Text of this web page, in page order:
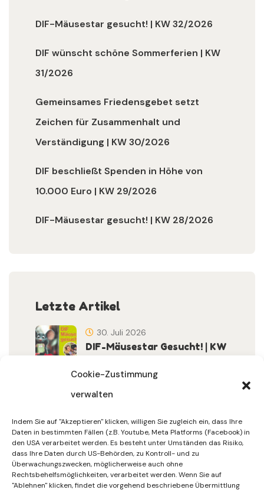
Cookie-Zustimmung
verwalten
Indem Sie auf "Akzeptieren" klicken, willigen Sie zugleich ein, dass Ihre
Daten in bestimmten Fällen (z.B. Youtube, Meta Platforms (Facebook) in
den USA verarbeitet werden. Es besteht unter Umständen das Risiko,
dass Ihre Daten durch US-Behörden, zu Kontroll- und zu
Überwachungszwecken, möglicherweise auch ohne
Rechtsbehelfsmöglichkeiten, verarbeitet werden. Wenn Sie auf
"Ablehnen" klicken, findet die vorgehend beschriebene Übermittlung
DIF-Mäusestar gesucht! | KW 32/2026
DIF wünscht schöne Sommerferien | KW
31/2026
Gemeinsames Friedensgebet setzt
Zeichen für Zusammenhalt und
Verständigung | KW 30/2026
DIF beschließt Spenden in Höhe von
10.000 Euro | KW 29/2026
DIF-Mäusestar gesucht! | KW 28/2026
Letzte Artikel
DIF-Mäusestar Gesucht! | KW
30. Juli 2026
Sommerferien | KW 31/…
30. Juli 2026
Gemeinsames Friedensgebet
Setzt Zeichen …
15. Juli 2026